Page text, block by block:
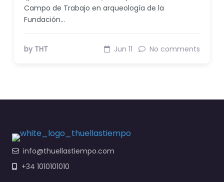
Campo de Trabajo en arqueología de la
Fundación…
by THT Jun 11 No comments
info@thuellastiempo.com
+34 1010101010